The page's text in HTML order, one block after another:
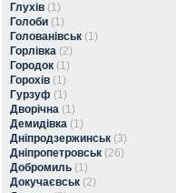
Глухів (1)
Голоби (1)
Голованівськ (1)
Горлівка (2)
Городок (1)
Горохів (1)
Гурзуф (1)
Дворічна (1)
Демидівка (1)
Дніпродзержинськ (3)
Дніпропетровськ (26)
Добромиль (1)
Докучаєвськ (2)